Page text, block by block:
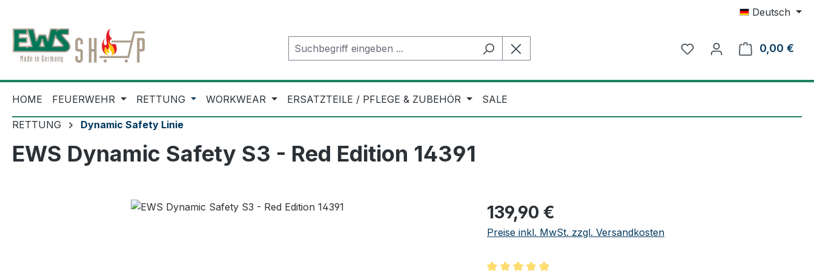
Deutsch
0,00 €
HOME FEUERWEHR RETTUNG WORKWEAR ERSATZTEILE / PFLEGE & ZUBEHÖR SALE
RETTUNG Dynamic Safety Linie
EWS Dynamic Safety S3 - Red Edition 14391
Regulärer Preis:
139,90 €
Preise inkl. MwSt. zzgl. Versandkosten